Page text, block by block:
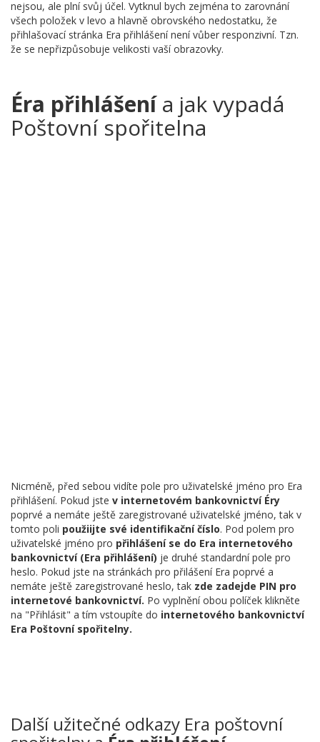
nejsou, ale plní svůj účel. Vytknul bych zejména to zarovnání
všech položek v levo a hlavně obrovského nedostatku, že
přihlašovací stránka Era přihlášení není vůber responzivní. Tzn.
že se nepřizpůsobuje velikosti vaší obrazovky.
Éra přihlášenía jak vypadá
Poštovní spořitelna
Nicméně, před sebou vidíte pole pro uživatelské jméno pro Era
přihlášení. Pokud jste v internetovém bankovnictví Éry
poprvé a nemáte ještě zaregistrované uživatelské jméno, tak v
tomto poli použiijte své identifikační číslo. Pod polem pro
uživatelské jméno pro přihlášení se do Era internetového
bankovnictví (Era přihlášení) je druhé standardní pole pro
heslo. Pokud jste na stránkách pro přilášení Era poprvé a
nemáte ještě zaregistrované heslo, tak zde zadejde PIN pro
internetové bankovnictví. Po vyplnění obou políček klikněte
na "Přihlásit" a tím vstoupíte do internetového bankovnictví
Era Poštovní spořitelny.
Další užitečné odkazy Era poštovní